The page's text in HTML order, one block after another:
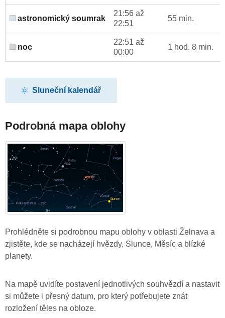
astronomický soumrak
21:56 až
22:51
55 min.
noc
22:51 až
00:00
1 hod. 8 min.
Sluneční kalendář
Podrobná mapa oblohy
Prohlédněte si podrobnou mapu oblohy v oblasti Želnava a
zjistěte, kde se nacházejí hvězdy, Slunce, Měsíc a blízké
planety.
Na mapě uvidíte postavení jednotlivých souhvězdí a nastavit
si můžete i přesný datum, pro který potřebujete znát
rozložení těles na obloze.